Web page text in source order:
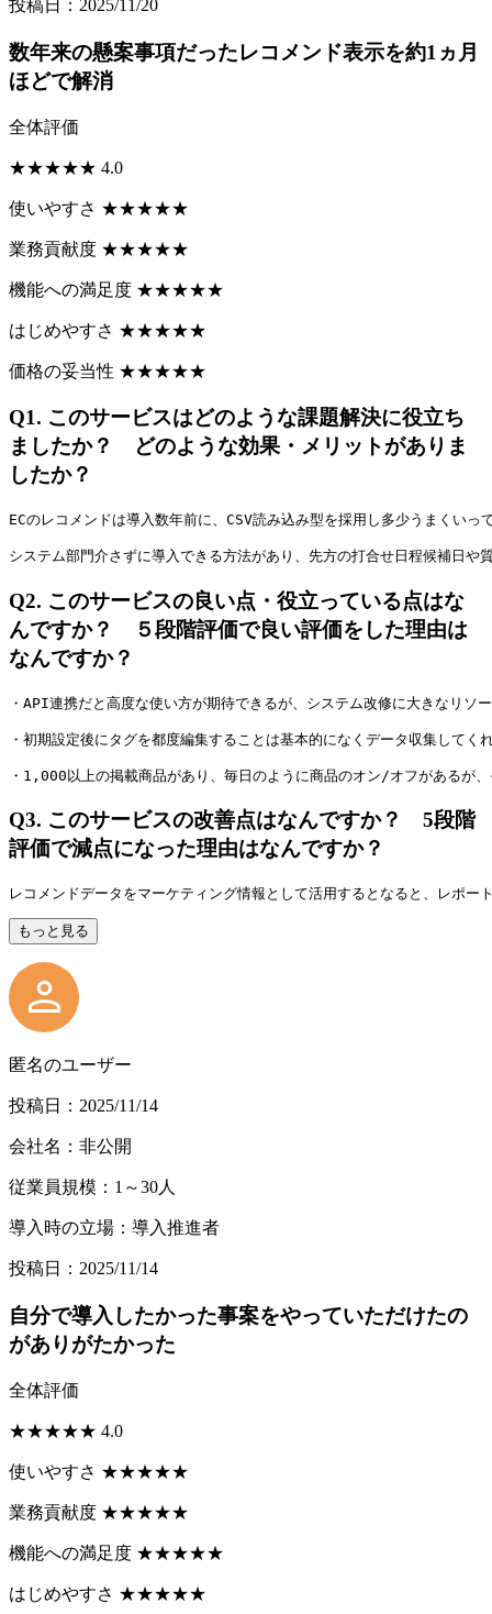
投稿日：2025/11/20
数年来の懸案事項だったレコメンド表示を約1ヵ月
ほどで解消
全体評価
★★★★★ 4.0
使いやすさ ★★★★★
業務貢献度 ★★★★★
機能への満足度 ★★★★★
はじめやすさ ★★★★★
価格の妥当性 ★★★★★
Q1. このサービスはどのような課題解決に役立ち
ましたか？ どのような効果・メリットがありま
したか？
ECのレコメンドは導入数年前に、CSV読み込み型を採用し多少うまくい
システム部門介さずに導入できる方法があり、先方の打合せ日程候補日
Q2. このサービスの良い点・役立っている点はな
んですか？ ５段階評価で良い評価をした理由は
なんですか？
・API連携だと高度な使い方が期待できるが、システム改修に大きなリ
・初期設定後にタグを都度編集することは基本的になくデータ収集してく
・1,000以上の掲載商品があり、毎日のように商品のオン/オフがあるが
Q3. このサービスの改善点はなんですか？ 5段階
評価で減点になった理由はなんですか？
レコメンドデータをマーケティング情報として活用するとなると、レポ
もっと見る
匿名のユーザー
投稿日：2025/11/14
会社名：非公開
従業員規模：1～30人
導入時の立場：導入推進者
投稿日：2025/11/14
自分で導入したかった事案をやっていただけたの
がありがたかった
全体評価
★★★★★ 4.0
使いやすさ ★★★★★
業務貢献度 ★★★★★
機能への満足度 ★★★★★
はじめやすさ ★★★★★